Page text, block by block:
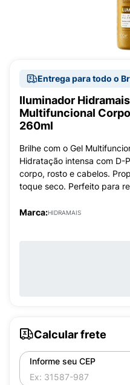
Entrega para todo o
Iluminador
Multifuncional
260ml
Brilhe com o Gel
Hidratação intensa com D-
corpo, rosto e cabelos.
toque seco. Perfeito para
Marca:HIDRAMAIS
Calcular frete
Informe seu CEP